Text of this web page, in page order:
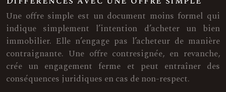
Une offre simple est un document moins formel qui
indique simplement l’intention d’acheter un bien
immobilier. Elle n’engage pas l’acheteur de manière
contraignante. Une offre contresignée, en revanche,
crée un engagement ferme et peut entraîner des
conséquences juridiques en cas de non-respect.